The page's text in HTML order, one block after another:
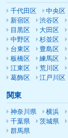
千代田区 中央区
新宿区
渋谷区
目黒区
大田区
中野区
杉並区
台東区
豊島区
板橋区
練馬区
江東区
荒川区
葛飾区
江戸川区
関東
神奈川県 横浜
千葉県
茨城県
群馬県